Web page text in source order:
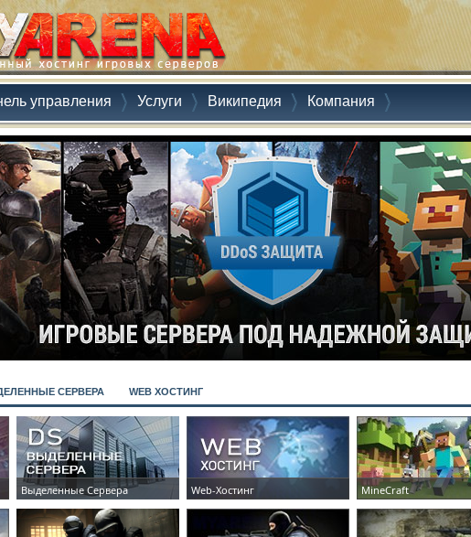
управления Услуги Википедия Компания
СЕРВЕРА WEB ХОСТИНГ
Выделенные Сервера
ЗАКАЗАТЬ СЕРВЕР
Web-Хостинг
ЗАКАЗАТЬ СЕРВЕР
MineCraft
ЗАКАЗАТЬ СЕРВЕР